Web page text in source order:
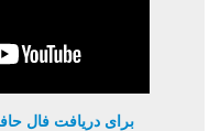
برای دریافت فال